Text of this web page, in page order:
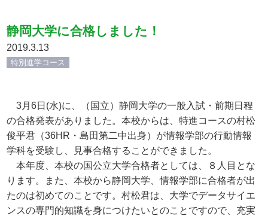
静岡大学に合格しました！
2019.3.13
特別進学コース
3月6日(水)に、（国立）静岡大学の一般入試・前期日程
の合格発表がありました。本校からは、特進コースの村松
俊平君（36HR・島田第二中出身）が情報学部の行動情報
学科を受験し、見事合格することができました。
本年度、本校の国公立大学合格者としては、８人目とな
ります。また、本校から静岡大学、情報学部に合格者が出
たのは初めてのことです。村松君は、大学でデータサイエ
ンスの専門的知識を身につけたいとのことですので、充実